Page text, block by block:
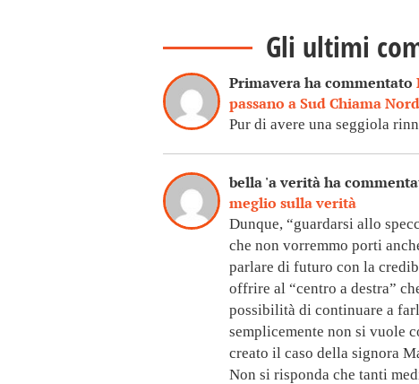
Gli ultimi
Primavera ha commentato
passano a Sud Chiama Nord
Pur di avere una seggiola
bella 'a verità ha
meglio sulla verità
Dunque, “guardarsi allo
che non vorremmo porti
parlare di futuro con la
offrire al “centro a destra”
possibilità di continuare a
semplicemente non si vuole
creato il caso della signora
Non si risponda che tanti